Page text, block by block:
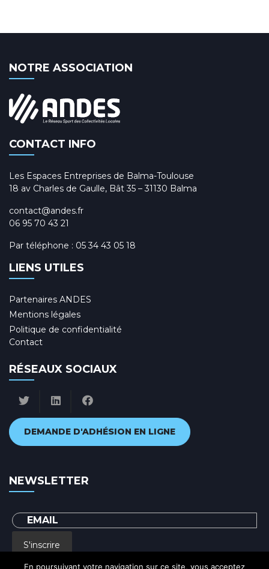
NOTRE ASSOCIATION
CONTACT INFO
Les Espaces Entreprises de Balma-Toulouse
18 av Charles de Gaulle, Bât 35 – 31130 Balma
contact@andes.fr
06 95 70 43 21
Par téléphone : 05 34 43 05 18
LIENS UTILES
Partenaires ANDES
Mentions légales
Politique de confidentialité
Contact
RÉSEAUX SOCIAUX
DEMANDE D'ADHÉSION EN LIGNE
NEWSLETTER
S'inscrire
En poursuivant votre navigation sur ce site, vous acceptez